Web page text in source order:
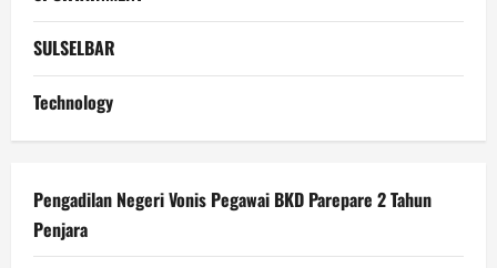
SULSELBAR
Technology
Pengadilan Negeri Vonis Pegawai BKD Parepare 2 Tahun
Penjara